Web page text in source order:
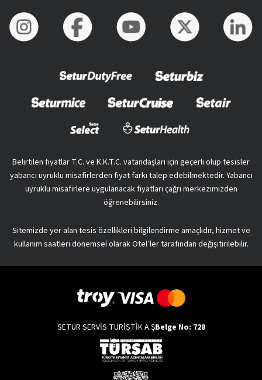
Belirtilen fiyatlar T.C. ve K.K.T.C. vatandaşları için geçerli olup tesisler
yabancı uyruklu misafirlerden fiyat farkı talep edebilmektedir. Yabancı
uyruklu misafirlere uygulanacak fiyatları çağrı merkezimizden
öğrenebilirsiniz.
Sitemizde yer alan tesis özellikleri bilgilendirme amaçlıdır, hizmet ve
kullanım saatleri dönemsel olarak Otel’ler tarafından değişitirilebilir.
SETUR SERVİS TURİSTİK A.ŞBelge No: 728